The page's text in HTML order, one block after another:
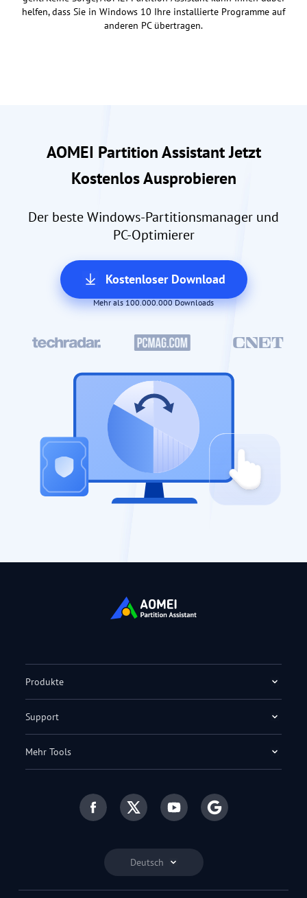
helfen, dass Sie in Windows 10 Ihre installierte Programme auf
anderen PC übertragen.
AOMEI Partition Assistant Jetzt
Kostenlos Ausprobieren
Der beste Windows-Partitionsmanager und
PC-Optimierer
Kostenloser Download
Mehr als 100.000.000 Downloads
Deutsch
Produkte
Support
Mehr Tools